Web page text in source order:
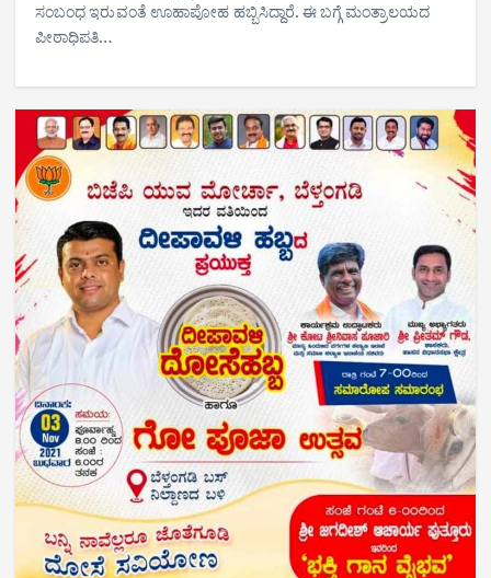
ಸಂಬಂಧ ಇರುವಂತೆ ಊಹಾಪೋಹ ಹಬ್ಬಿಸಿದ್ದಾರೆ. ಈ ಬಗ್ಗೆ ಮಂತ್ರಾಲಯದ
ಪೀಠಾಧಿಪತಿ…